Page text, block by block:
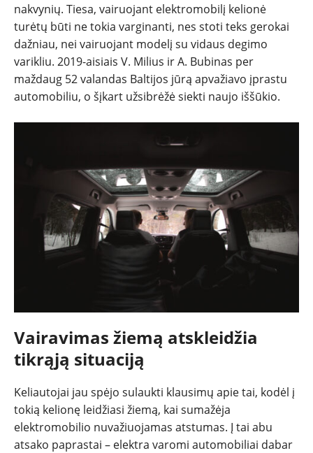
nakvynių. Tiesa, vairuojant elektromobilį kelionė
turėtų būti ne tokia varginanti, nes stoti teks gerokai
dažniau, nei vairuojant modelį su vidaus degimo
varikliu. 2019-aisiais V. Milius ir A. Bubinas per
maždaug 52 valandas Baltijos jūrą apvažiavo įprastu
automobiliu, o šįkart užsibrėžė siekti naujo iššūkio.
Vairavimas žiemą atskleidžia
tikrąją situaciją
Keliautojai jau spėjo sulaukti klausimų apie tai, kodėl į
tokią kelionę leidžiasi žiemą, kai sumažėja
elektromobilio nuvažiuojamas atstumas. Į tai abu
atsako paprastai – elektra varomi automobiliai dabar